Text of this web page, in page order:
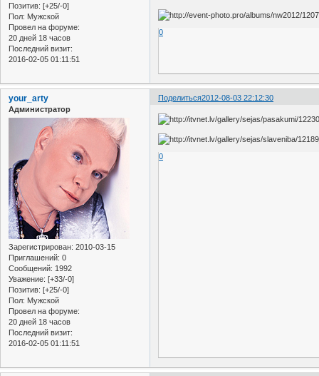
Позитив: [+25/-0]
Пол: Мужской
Провел на форуме:
20 дней 18 часов
Последний визит:
2016-02-05 01:11:51
0
Поделиться2012-08-03 22:12:30
your_arty
Администратор
Зарегистрирован: 2010-03-15
Приглашений: 0
Сообщений: 1992
Уважение: [+33/-0]
Позитив: [+25/-0]
Пол: Мужской
Провел на форуме:
20 дней 18 часов
Последний визит:
2016-02-05 01:11:51
0